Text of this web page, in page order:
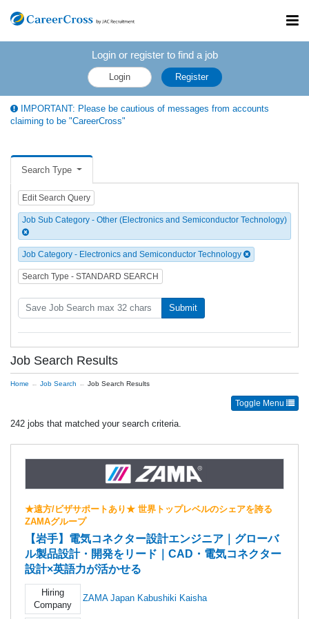
Login or register to find a job
Login Register
IMPORTANT: Please be cautious of messages from accounts
claiming to be "CareerCross"
Search Type
Edit Search Query
Job Sub Category - Other (Electronics and Semiconductor Technology)
Job Category - Electronics and Semiconductor Technology
Search Type - STANDARD SEARCH
Submit
Job Search Results
Home Job Search Job Search Results
Toggle Menu
242 jobs that matched your search criteria.
★遠方/ビザサポートあり★ 世界トップレベルのシェアを誇る
ZAMAグループ
【岩手】電気コネクター設計エンジニア｜グローバ
ル製品設計・開発をリード｜CAD・電気コネクター
設計×英語力が活かせる
Hiring
Company
ZAMA Japan Kabushiki Kaisha